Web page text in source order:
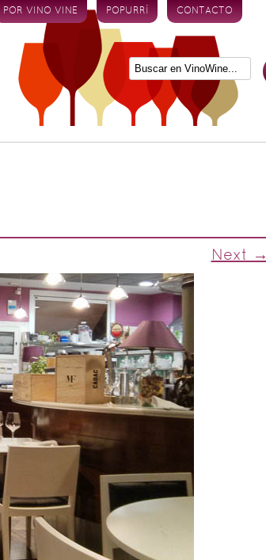
POR VINO VINE POPURRÍ CONTACTO
Next →